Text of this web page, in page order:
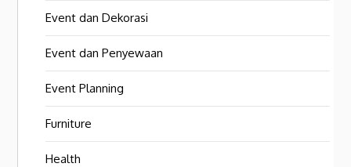
Event dan Dekorasi
Event dan Penyewaan
Event Planning
Furniture
Health